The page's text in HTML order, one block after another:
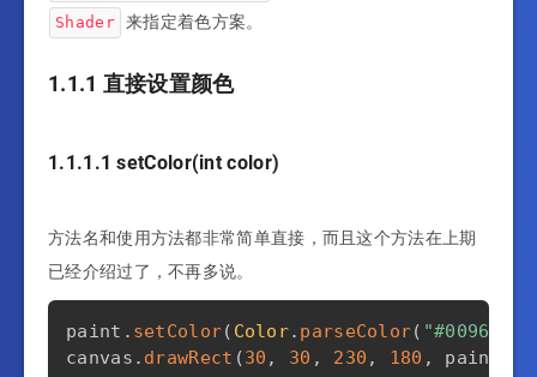
Shader 来指定着色方案。
1.1.1 直接设置颜色
1.1.1.1 setColor(int color)
方法名和使用方法都非常简单直接，而且这个方法在上期
已经介绍过了，不再多说。
paint . setColor( Color. parseColor( "#009688"
canvas . drawRect (30 , 30 , 230 , 180 , paint